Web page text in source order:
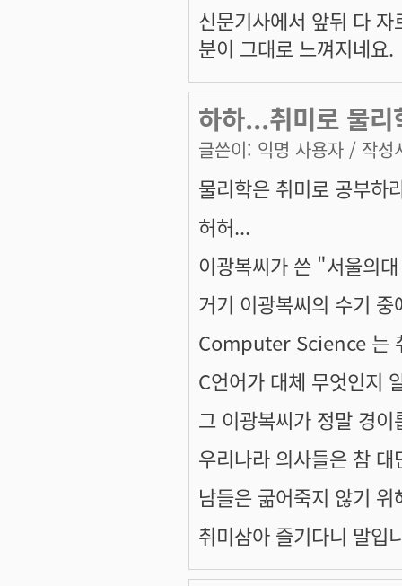
신문기사에서 앞뒤 다
분이 그대로 느껴지네요.
하하...취미로 물
글쓴이: 익명 사용자 / 작성
물리학은 취미로 공부하
허허...
이광복씨가 쓴 "서울의
거기 이광복씨의 수기
Computer Science 는
C언어가 대체 무엇인지
그 이광복씨가 정말 경이
우리나라 의사들은 참
남들은 굶어죽지 않기
취미삼아 즐기다니 말입